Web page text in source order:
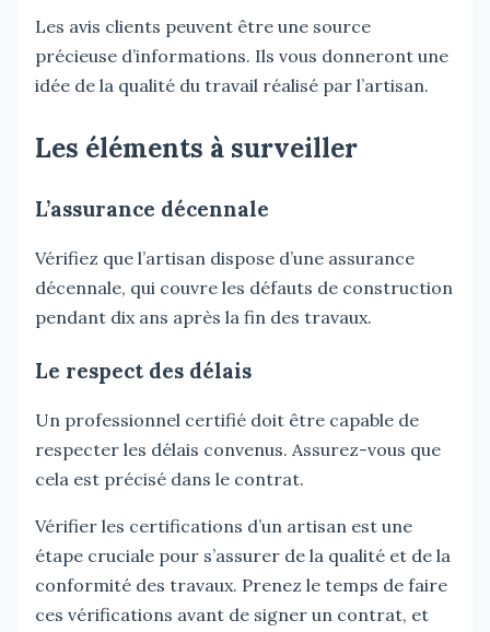
Les avis clients peuvent être une source
précieuse d’informations. Ils vous donneront une
idée de la qualité du travail réalisé par l’artisan.
Les éléments à surveiller
L’assurance décennale
Vérifiez que l’artisan dispose d’une assurance
décennale, qui couvre les défauts de construction
pendant dix ans après la fin des travaux.
Le respect des délais
Un professionnel certifié doit être capable de
respecter les délais convenus. Assurez-vous que
cela est précisé dans le contrat.
Vérifier les certifications d’un artisan est une
étape cruciale pour s’assurer de la qualité et de la
conformité des travaux. Prenez le temps de faire
ces vérifications avant de signer un contrat, et